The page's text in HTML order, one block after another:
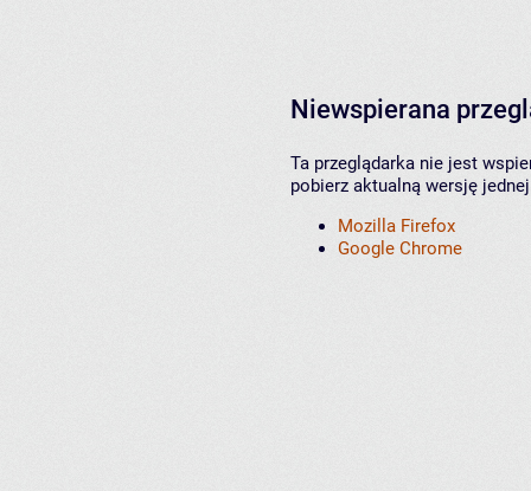
Niewspierana
Ta przeglądarka nie jest
pobierz aktualną wersję
Mozilla Firefox
Google Chrome